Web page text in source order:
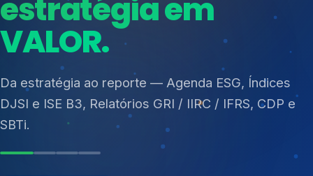
Consultoria, auditoria e treinamentos em ISO 27001,
ISO 27701, ISO 42001, ISO 37001, ISO 9001, ISO
resíduos sólidos (PGRS/PMGRS).
Mudanças Climáticas
Reputação e Cadeia
Reporte Regulatório